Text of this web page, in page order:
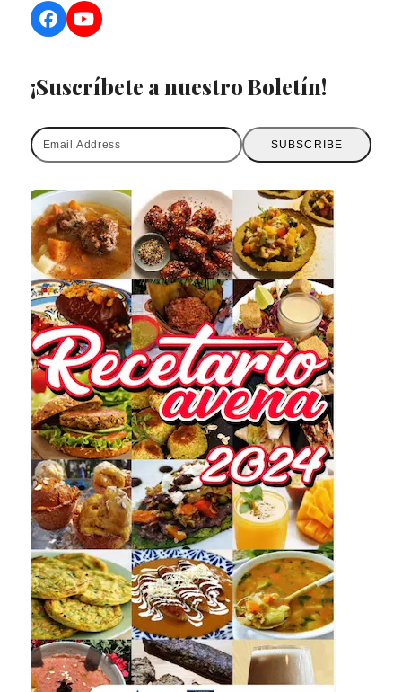
Facebook
YouTube
¡Suscríbete a nuestro Boletín!
Email
Address
SUBSCRIBE